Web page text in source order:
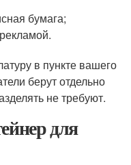
бумага;
в пункте вашего
берут отдельно
не требуют.
для